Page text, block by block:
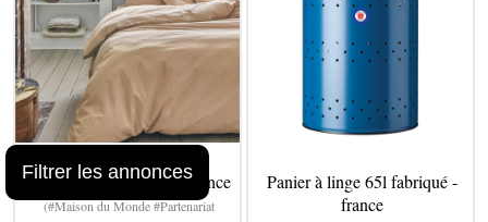
Parure de lit en coton - france
(#Maison du Monde #Partenariat
Panier à linge 65l fabriqué -
france
Filtrer les annonces